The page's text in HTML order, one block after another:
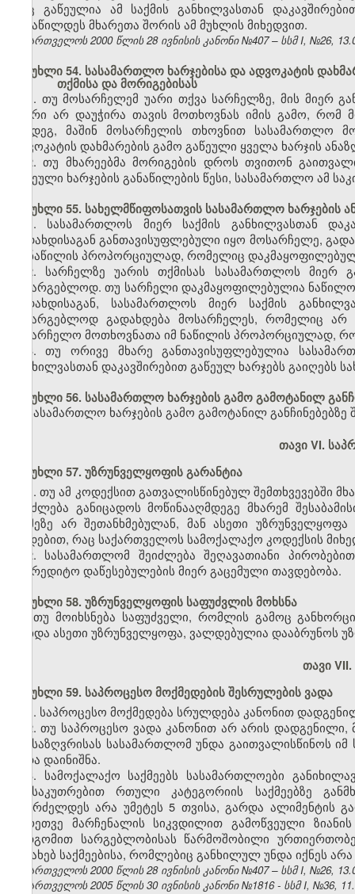
რაც გაწეულია ამ საქმის განხილვასთან
განაწილდეს მხარეთა შორის ამ მუხლის მიხედვით.
საქართველოს 2000 წლის 28 ივნისის კანონი №407 – სსმ I, №26,
მუხლი 54. სასამართლო ხარჯებისა და ადვოკატის
თქმისა და მორიგებისას
1. თუ მოსარჩელემ უარი თქვა სარჩელზე, მის მიერ
მხარი არ დაუჭირა თავის მოთხოვნას იმის გამო,
შემდეგ, მაშინ მოსარჩელის თხოვნით სასამართლო
ადვოკატის დახმარების გამო გაწეული ყველა ხარჯის
2. თუ მხარეებმა მორიგების დროს თვითონ
გაწეული ხარჯების განაწილების წესი, სასამართლო ამ
მუხლი 55. სახელმწიფოსათვის სასამართლო ხარჯების
1. სასამართლოს მიერ საქმის განხილვასთან
გადახდისაგან განთავისუფლებული იყო მოსარჩელე,
იმ ნაწილის პროპორციულად, რომელიც
2. სარჩელზე უარის თქმისას სასამართლოს მიერ
სასარგებლოდ. თუ სარჩელი დაკმაყოფილებულია
გადახდისაგან, სასამართლოს მიერ საქმის
სასარგებლოდ გადახდება მოსარჩელეს, რომელიც არ
სასარჩელო მოთხოვნათა იმ ნაწილის პროპორციულად,
3. თუ ორივე მხარე განთავისუფლებულია
განხილვასთან დაკავშირებით გაწეულ ხარჯებს გაიღებს
მუხლი 56. სასამართლო ხარჯების გამო გამოტანილ
სასამართლო ხარჯების გამო გამოტანილ განჩინებებზე
თავი VI.
მუხლი 57. უზრუნველყოფის გარანტია
1. თუ ამ კოდექსით გათვალისწინებულ შემთხვევებში
შეიძლება განიცადოს მოწინააღმდეგე მხარემ
რამეზე არ შეთანხმებულან, მან ასეთი
დადებით, რაც საქართველოს სამოქალაქო კოდექსის
2. სასამართლომ შეიძლება შეღავათიანი
საკრედიტო დაწესებულების მიერ გაცემული თავდებობა.
მუხლი 58. უზრუნველყოფის საფუძვლის მოხსნა
თუ მოიხსნება საფუძველი, რომლის გამოც
მოხდა ასეთი უზრუნველყოფა, ვალდებულია დააბრუნოს
თავი
მუხლი 59. საპროცესო მოქმედების შესრულების ვადა
1. საპროცესო მოქმედება სრულდება კანონით
2. თუ საპროცესო ვადა კანონით არ არის
განსაზღვრისას სასამართლომ უნდა გაითვალისწინოს
ვადა დაინიშნა.
3. სამოქალაქო საქმეებს სასამართლოები
განსაკუთრებით რთული კატეგორიის საქმეებზე
გაგრძელდეს არა უმეტეს 5 თვისა, გარდა ალიმენტის
აგრეთვე მარჩენალის სიკვდილით გამოწვეული
სადგომით სარგებლობისას წარმოშობილი
შესახებ საქმეებისა, რომლებიც განხილულ უნდა იქნეს არა
საქართველოს 2000 წლის 28 ივნისის კანონი №407 – სსმ I, №26,
საქართველოს 2005 წლის 30 ივნისის კანონი №1816 - სსმ I, №36,